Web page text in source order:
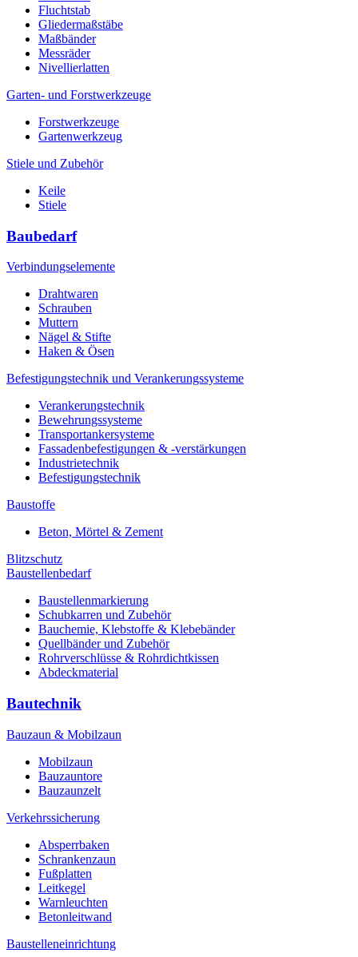
Fluchtstab
Gliedermaßstäbe
Maßbänder
Messräder
Nivellierlatten
Garten- und Forstwerkzeuge
Forstwerkzeuge
Gartenwerkzeug
Stiele und Zubehör
Keile
Stiele
Baubedarf
Verbindungselemente
Drahtwaren
Schrauben
Muttern
Nägel & Stifte
Haken & Ösen
Befestigungstechnik und Verankerungssysteme
Verankerungstechnik
Bewehrungssysteme
Transportankersysteme
Fassadenbefestigungen & -verstärkungen
Industrietechnik
Befestigungstechnik
Baustoffe
Beton, Mörtel & Zement
Blitzschutz
Baustellenbedarf
Baustellenmarkierung
Schubkarren und Zubehör
Bauchemie, Klebstoffe & Klebebänder
Quellbänder und Zubehör
Rohrverschlüsse & Rohrdichtkissen
Abdeckmaterial
Bautechnik
Bauzaun & Mobilzaun
Mobilzaun
Bauzauntore
Bauzaunzelt
Verkehrssicherung
Absperrbaken
Schrankenzaun
Fußplatten
Leitkegel
Warnleuchten
Betonleitwand
Baustelleneinrichtung